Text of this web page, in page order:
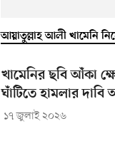
আয়াতুল্লাহ আলী খামেনি
খামেনির ছবি আঁকা
ঘাঁটিতে হামলার
১৭ জুলাই ২০২৬